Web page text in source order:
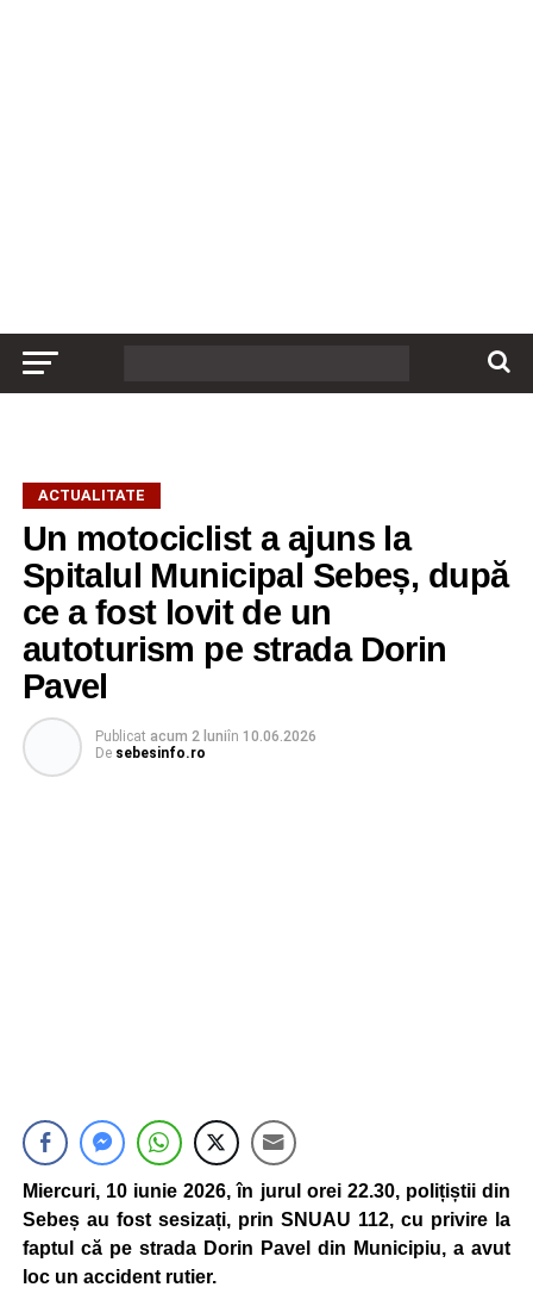
ACTUALITATE
Un motociclist a ajuns la
Spitalul Municipal Sebeș, după
ce a fost lovit de un
autoturism pe strada Dorin
Pavel
Publicat acum 2 luniîn 10.06.2026
De sebesinfo.ro
Miercuri, 10 iunie 2026, în jurul orei 22.30, polițiștii din
Sebeș au fost sesizați, prin SNUAU 112, cu privire la
faptul că pe strada Dorin Pavel din Municipiu, a avut
loc un accident rutier.